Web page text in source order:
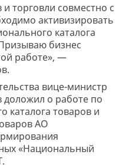
торговли совместно с
активизировать
каталога
бизнес
работе», —
вице-министр
о работе по
каталога товаров и
АО
«Национальный